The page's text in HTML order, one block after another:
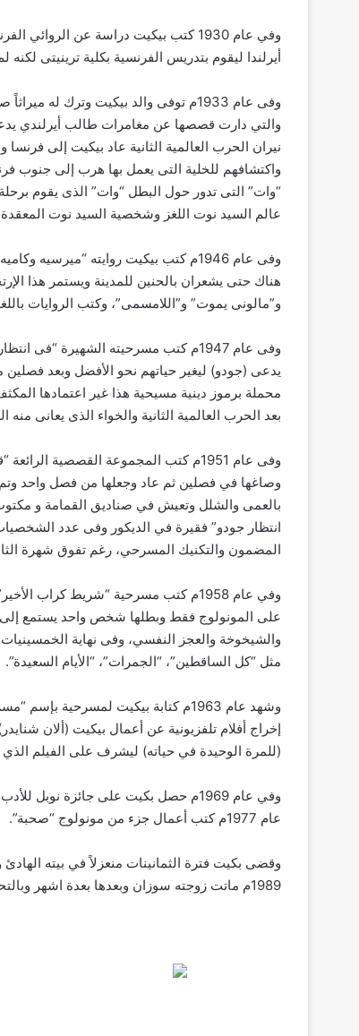
وفي عام 1930 كتب بيكيت دراسة عن
أيرلندا ليقوم بتدريس الفرنسية بكلية ترينيتى
وفى عام 1933م توفى والد بيكيت وترك
نيران الحرب العالمية الثانية عاد بيكيت إلى
واكتشافهم للخلية التى يعمل بها هرب إلى جنوب
“وات” التى تدور حول البطل “وات” الذى يقوم
عالم السيد نوت اللغز وشخصية السيد نوت
وفى عام 1946م كتب بيكيت روايته
هناك حتى يشعران بالحنين للمدينة ويستمر هذا
و”مالونى يموت” و”اللامسمى”، وكتب الروايات
وفى عام 1947م كتب مسرحيته الشهيرة
يدعى (جودو) ليغير حياتهم نحو الأفضل وبعد فصلين
محملة برموز دينية مسيحية هذا غير اعتمادها
بعد الحرب العالمية الثانية والخواء الذى يعانى منه
وصاغها في فصلين ثم عاد وجعلها من فصل واحد
بالعمى والشلل وتعيش في صناديق القمامة و
انتظار جودو” فقيرة في الديكور وفى عدد
المضمون والتكنيك المسرحي، رغم تفوق شهرة
وفي عام 1958م كتب مسرحية “شريط
على المونولوج فقط وبطلها شخص واحد يستمع
والشيخوخة والعجز النفسي، وفى نهاية
مثل “كل الساقطين”، “الجمرات”، “الأيام السعيدة”.
وشهد عام 1963م كتابة بيكيت
إخراج أفلام تلفزيونية عن أعمال بيكيت (ألان
(للمرة الوحيدة في حياته) ليشرف على الفيلم الذي
عام 1977م كتب أعمال جزء من مونولوج “صحبة”.
وقضى بكيت فترة الثمانينات منعزلاً في بيته
1989م ماتت زوجته سوزان وبعدها بعدة اشهر وبالتحديد في 22 ديسمبر 1989م مات بكيت بعد تعرضه لأزمة في جهازه التنفسي.